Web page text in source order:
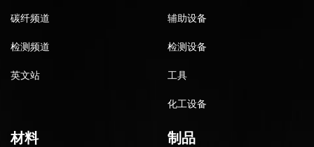
碳纤频道
检测频道
英文站
辅助设备
检测设备
工具
化工设备
材料 制品